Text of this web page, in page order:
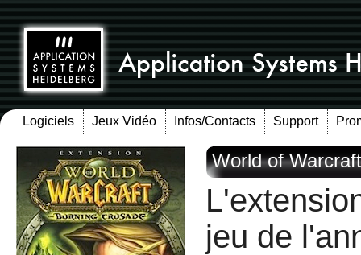
Logiciels Jeux Vidéo Infos/Contacts Support
World of
jeu de